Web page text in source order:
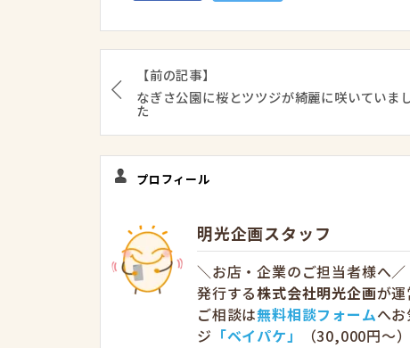
【前の記事】
なぎさ公園に桜とツツジが綺麗に咲いていま
た
プロフィール
明光企画スタッフ
＼お店・企業のご担当者様へ
発行する株式会社明光企画が
ご相談は無料相談フォームへ
ジ 「ベイパケ」 （30,000円〜